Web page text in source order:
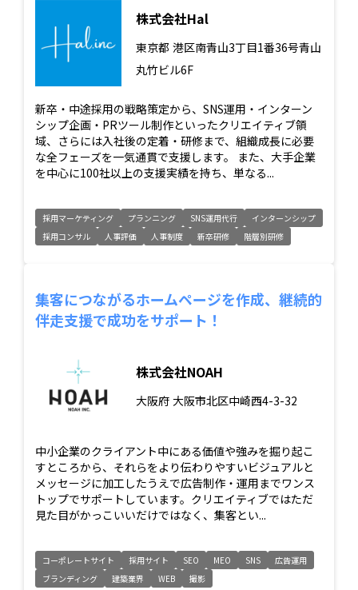
株式会社Hal
東京都 港区南青山3丁目1番36号青山
丸竹ビル6F
新卒・中途採用の戦略策定から、SNS運用・インターン
シップ企画・PRツール制作といったクリエイティブ領
域、さらには入社後の定着・研修まで、組織成長に必要
な全フェーズを一気通貫で支援します。 また、大手企業
を中心に100社以上の支援実績を持ち、単なる...
採用マーケティング プランニング SNS運用代行
インターンシップ
採用コンサル
人事評価 人事制度 新卒研修 階層別研修
集客につながるホームページを作成、継続的
伴走支援で成功をサポート！
株式会社NOAH
大阪府 大阪市北区中崎西4-3-32
中小企業のクライアント中にある価値や強みを掘り起こ
すところから、それらをより伝わりやすいビジュアルと
メッセージに加工したうえで広告制作・運用までワンス
トップでサポートしています。クリエイティブではただ
見た目がかっこいいだけではなく、集客とい...
コーポレートサイト 採用サイト SEO MEO SNS
広告運用
ブランディング
建築業界 WEB 撮影